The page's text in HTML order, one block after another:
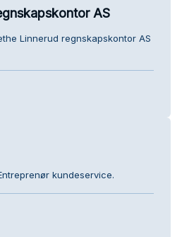
AS
Linnerud regnskapskontor AS
kundeservice.